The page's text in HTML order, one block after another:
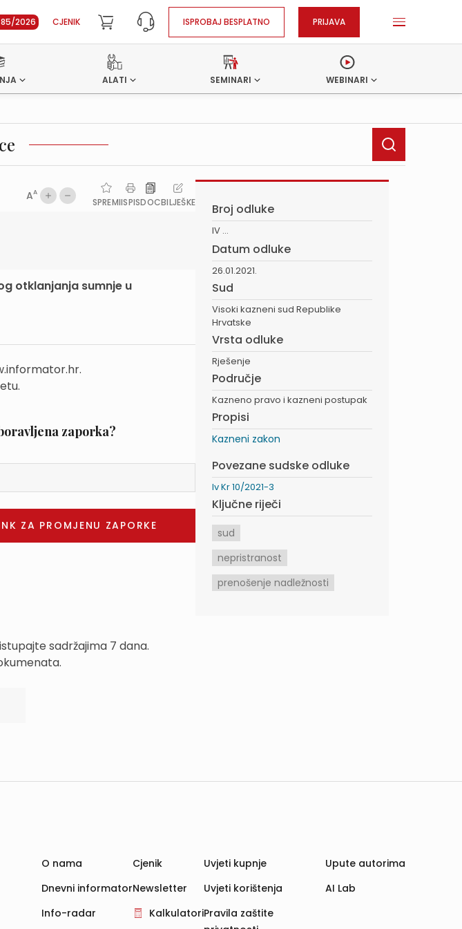
85/2026 CJENIK ISPROBAJ BESPLATNO PRIJAVA
ALATI SEMINARI WEBINARI
AA
SPREMIISPISDOCBILJEŠKE
otklanjanja sumnje u
zaporka?
sadržajima 7 dana.
Broj odluke
IV ...
Datum odluke
26.01.2021.
Sud
Visoki kazneni sud Republike
Hrvatske
Vrsta odluke
Rješenje
Područje
Kazneno pravo i kazneni postupak
Propisi
Kazneni zakon
Povezane sudske odluke
Iv Kr 10/2021-3
Ključne riječi
sud
nepristranost
prenošenje nadležnosti
O nama
Dnevni informator
Info-radar
Cjenik
Newsletter
Kalkulatori
Uvjeti kupnje
Uvjeti korištenja
Pravila zaštite
Upute autorima
AI Lab